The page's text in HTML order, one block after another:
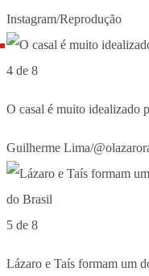
Instagram/Reprodução
4 de 8
O casal é muito idealizado
Guilherme Lima/
5 de 8
Lázaro e Taís formam um